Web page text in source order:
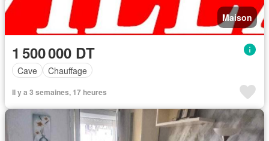
Maison
1 500 000 DT
Cave Chauffage
Il y a 3 semaines, 17 heures